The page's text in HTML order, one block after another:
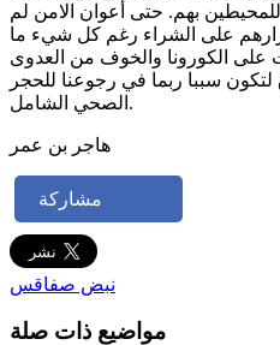
بهم. حتى أعوان الامن لم
على الشراء رغم كل شيء ما
على الكورونا والخوف من العدوى
لتكون سببا ربما في رجوعنا للحجر
الصحي الشامل.
هاجر بن عمر
مشاركة
نبض صفاقس
مواضيع ذات صلة